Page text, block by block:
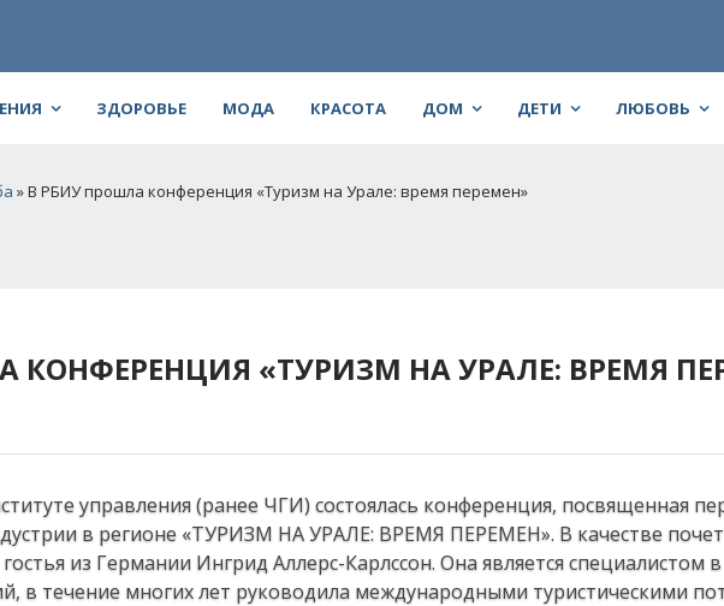
ЗДОРОВЬЕ МОДА КРАСОТА ДОМ ДЕТИ ЛЮБОВЬ
» В РБИУ прошла конференция «Туризм на Урале: время перемен»
КОНФЕРЕНЦИЯ «ТУРИЗМ НА УРАЛЕ: ВРЕМЯ
управления (ранее ЧГИ) состоялась конференция, посвященная
в регионе «ТУРИЗМ НА УРАЛЕ: ВРЕМЯ ПЕРЕМЕН». В качестве
из Германии Ингрид Аллерс-Карлссон. Она является специалистом
в течение многих лет руководила международными туристическими